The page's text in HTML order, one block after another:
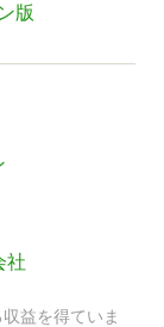
版
社
益を得ていま